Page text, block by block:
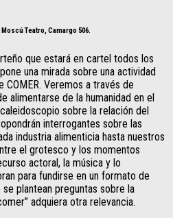
Teatro, Camargo 506.
que estará en cartel todos los
una mirada sobre una actividad
COMER. Veremos a través de
alimentarse de la humanidad en el
sobre la relación del
interrogantes sobre las
industria alimenticia hasta nuestros
el grotesco y los momentos
actoral, la música y lo
para fundirse en un formato de
plantean preguntas sobre la
adquiera otra relevancia.